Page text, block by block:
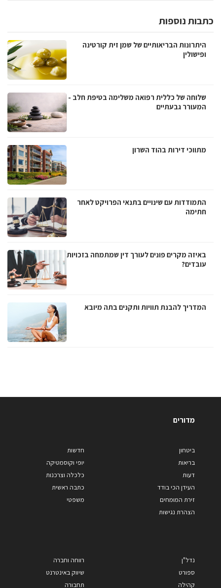
כתבות נוספות
היתרונות הבריאותיים של שמן זית קורטינה
ופישולין
שלוחה של כללית רפואה משלימה בטיפת חלב -
המעורר גבעתיים
מתווכי דירות בהוד השרון
התמודדות עם שינויים בתנאי הפרויקט לאחר
חתימה
באיזה מקרים פונים לעורך דין שמתמחה בזכויות
עובדים?
המדריך להבנת תוויות ותקנים בתה מיובא
מדורים
ביטחון
בריאות
דעות
העידן הכי בודד
זירת המומחים
הצהרת נגישות
חדשות
יופי וקוסמטיקה
כלכלה וצרכנות
כתבה ראשית
משפטי
נדל"ן
ספורט
קהילה
רווחה וחברה
שיווק באינטרנט
תחבורה